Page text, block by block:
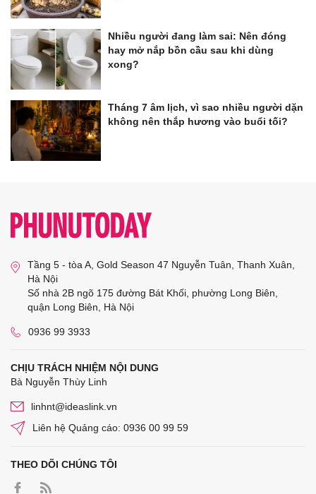
Nhiều người đang làm sai: Nên đóng
hay mở nắp bồn cầu sau khi dùng
xong?
Tháng 7 âm lịch, vì sao nhiều người dặn
không nên thắp hương vào buổi tối?
Tầng 5 - tòa A, Gold Season 47 Nguyễn Tuân, Thanh Xuân,
Hà Nội
Số nhà 2B ngõ 175 đường Bát Khối, phường Long Biên,
quận Long Biên, Hà Nội
0936 99 3933
CHỊU TRÁCH NHIỆM NỘI DUNG
Bà Nguyễn Thùy Linh
linhnt@ideaslink.vn
Liên hệ Quảng cáo: 0936 00 99 59
THEO DÕI CHÚNG TÔI